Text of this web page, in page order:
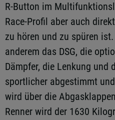
R-Button im
Race-Profil aber auch
zu hören und zu spüren
anderem das DSG, die
Dämpfer, die Lenkung und
sportlicher abgestimmt
wird über die
Renner wird der 1630